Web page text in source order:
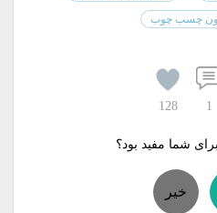
چسب چوب
1
128
شما مفید بود؟
خیر